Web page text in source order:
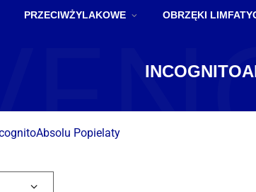
PRZECIWŻYLAKOWE OBRZĘKI
Popielaty